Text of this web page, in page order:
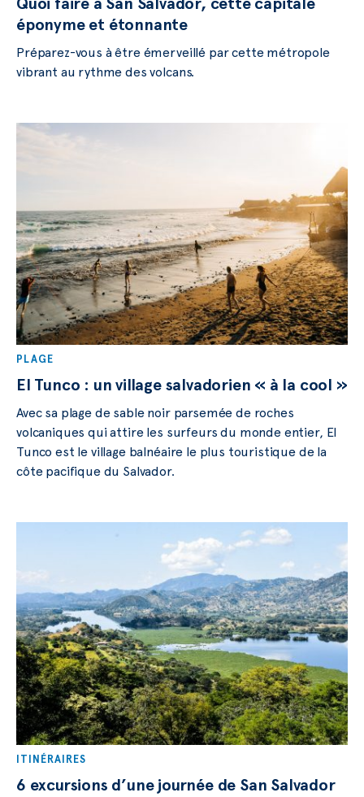
éponyme et étonnante
Préparez-vous à être émerveillé par cette métropole
vibrant au rythme des volcans.
PLAGE
El Tunco : un village salvadorien « à la cool »
Avec sa plage de sable noir parsemée de roches
volcaniques qui attire les surfeurs du monde entier, El
Tunco est le village balnéaire le plus touristique de la
côte pacifique du Salvador.
ITINÉRAIRES
6 excursions d’une journée de San Salvador